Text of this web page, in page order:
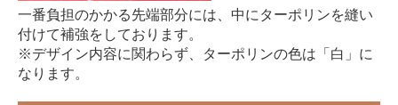
一番負担のかかる先端部分には、中にターポリンを縫い
付けて補強をしております。
※デザイン内容に関わらず、ターポリンの色は「白」に
なります。